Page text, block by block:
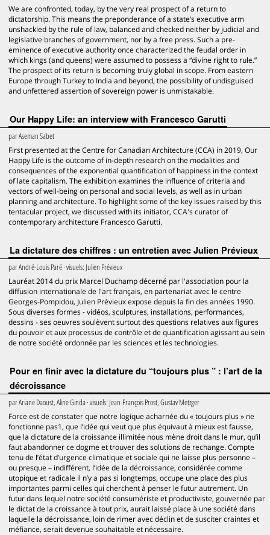
We are confronted, today, by the very real prospect of a return to
dictatorship. This means the preponderance of a state’s executive arm
unshackled by the rule of law, balanced and checked neither by judicial and
legislative branches of government, nor by a free press. Such a pre-
eminence of executive authority once characterized the feudal order in
which kings (and queens) were assumed to possess a “divine right to rule.”
The prospect of its return is becoming truly global in scope. From eastern
Europe through Turkey to India and beyond, the possibility of undisguised
and unfettered assertion of sovereign power is unmistakable.
Our Happy Life: an interview with Francesco Garutti
parAseman Sabet
First presented at the Centre for Canadian Architecture (CCA) in 2019, Our
Happy Life is the outcome of in-depth research on the modalities and
consequences of the exponential quantification of happiness in the context
of late capitalism. The exhibition examines the influence of criteria and
vectors of well-being on personal and social levels, as well as in urban
planning and architecture. To highlight some of the key issues raised by this
tentacular project, we discussed with its initiator, CCA's curator of
contemporary architecture Francesco Garutti.
La dictature des chiffres : un entretien avec Julien Prévieux
parAndré-Louis Paré· visuels: Julien Prévieux
Lauréat 2014 du prix Marcel Duchamp décerné par l'association pour la
diffusion internationale de l'art français, en partenariat avec le centre
Georges-Pompidou, Julien Prévieux expose depuis la fin des années 1990.
Sous diverses formes - vidéos, sculptures, installations, performances,
dessins - ses oeuvres soulèvent surtout des questions relatives aux figures
du pouvoir et aux processus de contrôle et de quantification agissant au sein
de notre société ordonnée par les sciences et les technologies.
Pour en finir avec la dictature du “toujours plus ” : l’art de la
décroissance
parAriane Daoust, Aline Ginda · visuels: Jean-François Prost, Gustav Metzger
Force est de constater que notre logique acharnée du « toujours plus » ne
fonctionne pas1, que l’idée qui veut que plus équivaut à mieux est fausse,
que la dictature de la croissance illimitée nous mène droit dans le mur, qu’il
faut abandonner ce dogme et trouver des solutions de rechange. Compte
tenu de l’état d’urgence climatique et sociale qui ne laisse plus personne –
ou presque – indifférent, l’idée de la décroissance, considérée comme
utopique et radicale il n’y a pas si longtemps, occupe une place des plus
importantes parmi celles qui cherchent à penser le futur autrement. Un
futur dans lequel notre société consumériste et productiviste, gouvernée par
le dictat de la croissance à tout prix, aurait laissé place à une société dans
laquelle la décroissance, loin de rimer avec déclin et de susciter craintes et
méfiance, serait devenue souhaitable et nécessaire.